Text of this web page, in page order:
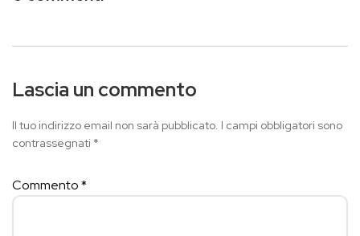
Lascia un commento
Il tuo indirizzo email non sarà pubblicato. I campi obbligatori sono
contrassegnati *
Commento*